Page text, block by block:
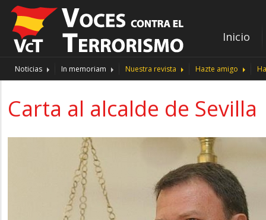
Inicio
Noticias In memoriam Nuestra revista Hazte amigo
Carta al alcalde de Sevilla